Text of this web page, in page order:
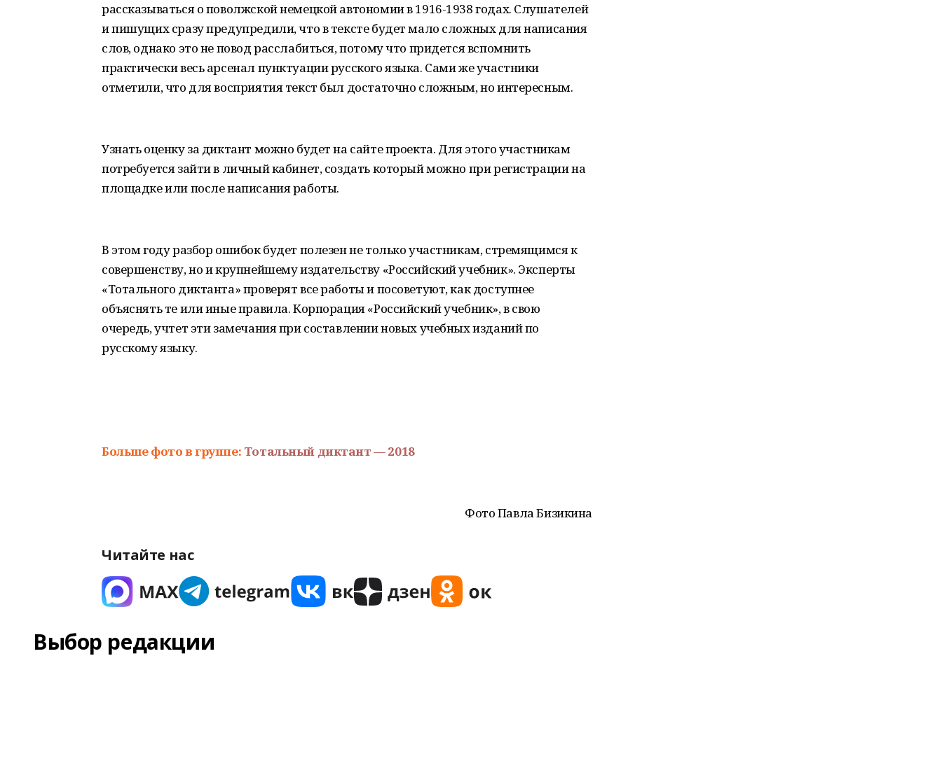
рассказываться о поволжской немецкой автономии в 1916-1938 годах. Слушателей
и пишущих сразу предупредили, что в тексте будет мало сложных для написания
слов, однако это не повод расслабиться, потому что придется вспомнить
практически весь арсенал пунктуации русского языка. Сами же участники
отметили, что для восприятия текст был достаточно сложным, но интересным.
Узнать оценку за диктант можно будет на сайте проекта. Для этого участникам
потребуется зайти в личный кабинет, создать который можно при регистрации на
площадке или после написания работы.
В этом году разбор ошибок будет полезен не только участникам, стремящимся к
совершенству, но и крупнейшему издательству «Российский учебник». Эксперты
«Тотального диктанта» проверят все работы и посоветуют, как доступнее
объяснять те или иные правила. Корпорация «Российский учебник», в свою
очередь, учтет эти замечания при составлении новых учебных изданий по
русскому языку.
Больше фото в группе: Тотальный диктант — 2018
Фото Павла Бизикина
Читайте нас
Выбор редакции